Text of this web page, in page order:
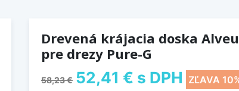
Drevená krájacia doska
pre drezy Pure-G
58,23 € 52,41 € s DPH ZĽAVA